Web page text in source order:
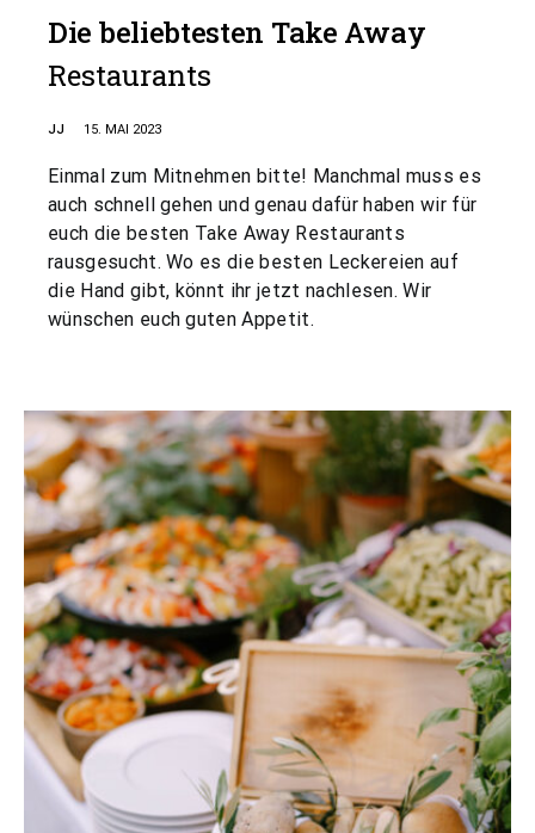
Die beliebtesten Take Away
Restaurants
JJ 15. MAI 2023
Einmal zum Mitnehmen bitte! Manchmal muss es
auch schnell gehen und genau dafür haben wir für
euch die besten Take Away Restaurants
rausgesucht. Wo es die besten Leckereien auf
die Hand gibt, könnt ihr jetzt nachlesen. Wir
wünschen euch guten Appetit.